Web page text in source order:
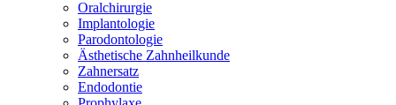
Oralchirurgie
Implantologie
Parodontologie
Ästhetische Zahnheilkunde
Zahnersatz
Endodontie